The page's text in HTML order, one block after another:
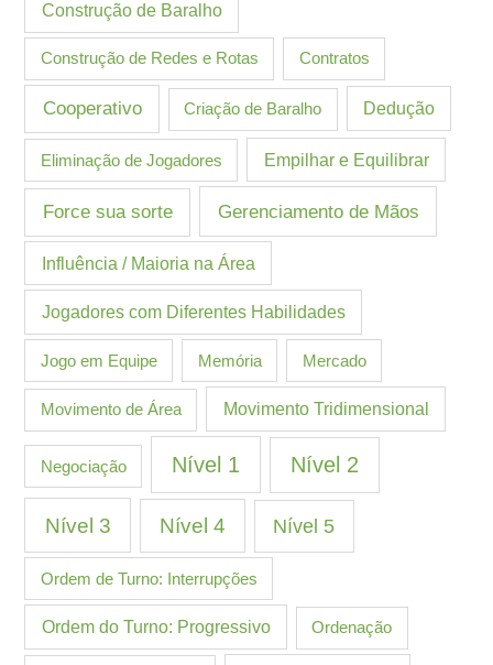
Construção de Baralho
Construção de Redes e Rotas Contratos
Cooperativo Criação de Baralho Dedução
Eliminação de Jogadores Empilhar e Equilibrar
Force sua sorte Gerenciamento de Mãos
Influência / Maioria na Área
Jogadores com Diferentes Habilidades
Jogo em Equipe Memória Mercado
Movimento de Área Movimento Tridimensional
Negociação Nível 1 Nível 2
Nível 3 Nível 4 Nível 5
Ordem de Turno: Interrupções
Ordem do Turno: Progressivo Ordenação